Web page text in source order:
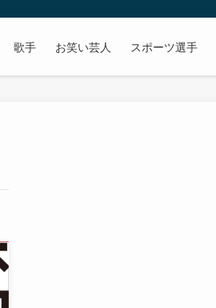
歌手 お笑い芸人 スポーツ選手